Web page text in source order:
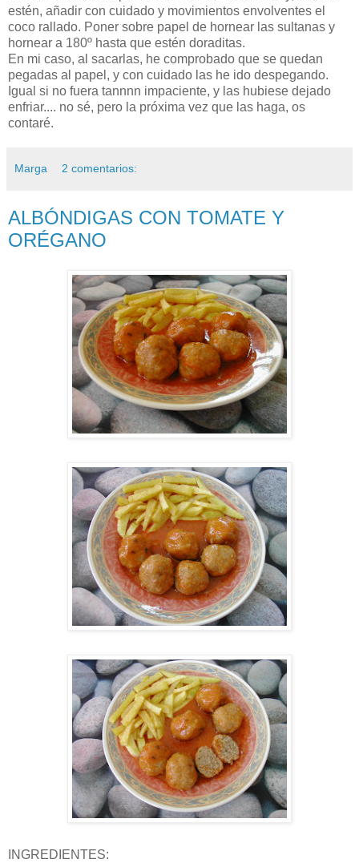
estén, añadir con cuidado y movimientos envolventes el
coco rallado. Poner sobre papel de hornear las sultanas y
hornear a 180º hasta que estén doraditas.
En mi caso, al sacarlas, he comprobado que se quedan
pegadas al papel, y con cuidado las he ido despegando.
Igual si no fuera tannnn impaciente, y las hubiese dejado
enfriar.... no sé, pero la próxima vez que las haga, os
contaré.
Marga 2 comentarios:
ALBÓNDIGAS CON TOMATE Y
ORÉGANO
INGREDIENTES: